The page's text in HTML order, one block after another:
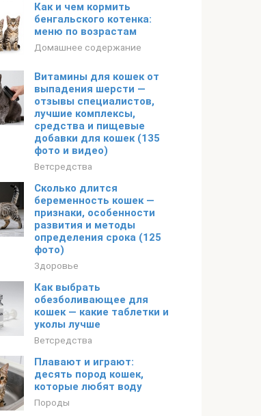
Как и чем кормить
бенгальского котенка:
меню по возрастам
Домашнее содержание
Витамины для кошек от
выпадения шерсти —
отзывы специалистов,
лучшие комплексы,
средства и пищевые
добавки для кошек (135
фото и видео)
Ветсредства
Сколько длится
беременность кошек —
признаки, особенности
развития и методы
определения срока (125
фото)
Здоровье
Как выбрать
обезболивающее для
кошек — какие таблетки и
уколы лучше
Ветсредства
Плавают и играют:
десять пород кошек,
которые любят воду
Породы